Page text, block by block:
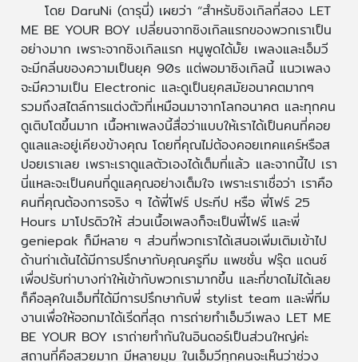
โดย DaruNi (ดารุนี่) เผยว่า “สำหรับซิงเกิลที่สอง LET
ME BE YOUR BOY เปลี่ยนจากซิงเกิลแรกของพวกเราเป็น
อย่างมาก เพราะจากซิงเกิลแรก หนูพูดได้มั้ย เพลงและเอ็มวี
จะมีกลิ่นของความเป็นยุค 90s แต่พอมาซิงเกิลนี้ แนวเพลง
จะมีความเป็น Electronic และดูเป็นยุคสมัยอนาคตมากๆ
รวมถึงสไตล์การแต่งตัวที่เหมือนมาจากโลกอนาคต และทุกคน
ดูเติบโตขึ้นมาก เนื้อหาเพลงนี้สื่อว่าแบบให้เราได้เป็นคนที่คอย
ดูแลและอยู่เคียงข้างคุณ โดยที่คุณไม่ต้องคอยเทคแคร์หรือส
ปอยเราเลย เพราะเราดูแลตัวเองได้เต็มที่แล้ว และจากนี้ไป เรา
นี่แหละจะเป็นคนที่ดูแลคุณอย่างเต็มใจ เพราะเราเชื่อว่า เราคือ
คนที่คุณต้องการจริง ๆ ได้พี่โฟร์ ประทีป หรือ พี่โฟร์ 25
Hours มาโปรดิวให้ ส่วนเนื้อเพลงก็จะเป็นพี่โฟร์ และพี่
geniepak ก็มีหลาย ๆ ส่วนที่พวกเราได้เสนอเพิ่มเติมเข้าไป
ด้านท่าเต้นได้มีการปรึกษากับคุณครูทีม แพชชั่น ฟรุ๊ต แดนซ์
เพื่อปรับท่าบางท่าให้เข้ากับพวกเรามากขึ้น และที่ขาดไม่ได้เลย
ก็คือลุคในเอ็มที่ได้มีการปรึกษากับพี่ stylist team และพี่ทีม
งานเพื่อให้ออกมาได้เริ่ดที่สุด การถ่ายทำเอ็มวีเพลง LET ME
BE YOUR BOY เราถ่ายทำกันในอินดอร์เป็นส่วนใหญ่ค่ะ
สถานที่คือสวยมาก มีหลายมุม ในเอ็มวีทุกคนจะเห็นว่าช่วง